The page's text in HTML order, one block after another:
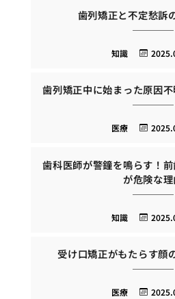
歯列矯正と不定愁訴
知識
歯列矯正中に始まった原因
医療
歯科医師が警鐘を鳴らす！
が危険な理
知識
受け口矯正がもたらす顔
医療